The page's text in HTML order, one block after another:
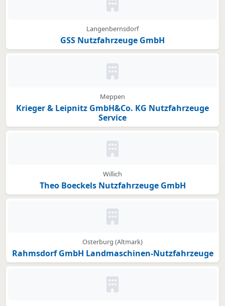
Kein Bild oder Logo hinterlegt
Langenbernsdorf
GSS Nutzfahrzeuge GmbH
Kein Bild oder Logo hinterlegt
Meppen
Krieger & Leipnitz GmbH&Co. KG Nutzfahrzeuge
Service
Kein Bild oder Logo hinterlegt
Willich
Theo Boeckels Nutzfahrzeuge GmbH
Kein Bild oder Logo hinterlegt
Osterburg (Altmark)
Rahmsdorf GmbH Landmaschinen-Nutzfahrzeuge
Kein Bild oder Logo hinterlegt